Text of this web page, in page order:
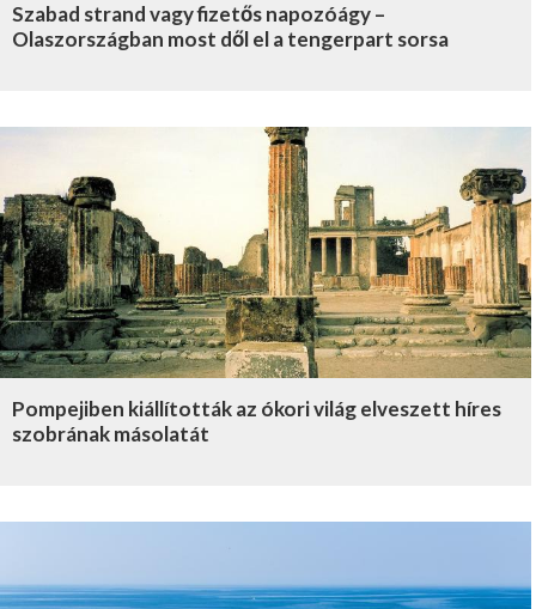
Szabad strand vagy fizetős napozóágy –
Olaszországban most dől el a tengerpart sorsa
Pompejiben kiállították az ókori világ elveszett híres
szobrának másolatát